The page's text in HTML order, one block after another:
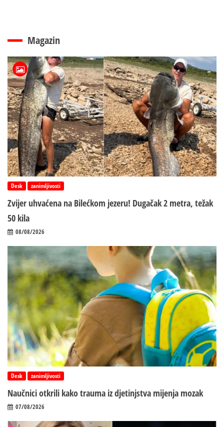
Magazin
Desk zanimljivosti
Zvijer uhvaćena na Bilećkom jezeru! Dugačak 2 metra, težak
50 kila
08/08/2026
Desk zanimljivosti
Naučnici otkrili kako trauma iz d‌jetinjstva mijenja mozak
07/08/2026